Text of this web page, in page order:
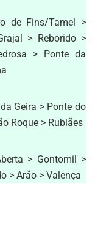
de Fins/Tamel >
> Reborido >
> Ponte da
Geira > Ponte do
Roque > Rubiães
> Gontomil >
> Arão > Valença